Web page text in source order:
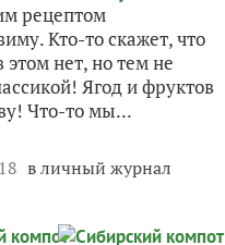
рецептом
Кто-то скажет, что
этом нет, но тем не
Ягод и фруктов
Что-то мы...
в личный журнал